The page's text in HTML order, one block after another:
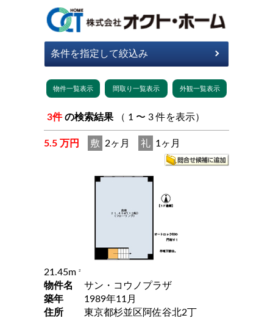
3件 の検索結果 （ 1 〜 3 件を表示）
5.5 万円 敷 2ヶ月 礼 1ヶ月
21.45m 2
物件名
サン・コウノプラザ
築年
1989年11月
住所
東京都杉並区阿佐谷北2丁